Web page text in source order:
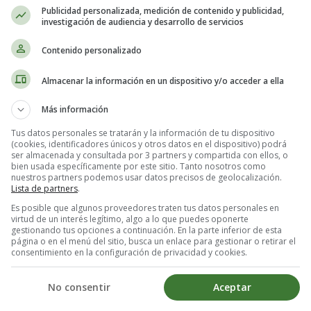
necesarios. El protagonista de este plato es la vieja, un
la vieja sea frescay recién comprada para poder disfrutar de su
rojo, ajo, perejil, sal, azafrán y aceite de oliva virgen extra. Estos
es cocinar la vieja en el caldo aromático que has preparado. Para
el azafrán, el perejil picado, los dientes de ajo y un chorrito de
esto depende del tamaño del pescado y de la intensidad del
crudo y no se podrá disfrutar de su sabor. Por esta razón,
y el mojo. Laspapas arrugadasson un acompañamiento
picante llamada
mojo rojo o mojo picón
. Para hacer el mojo,
batidora y tendrás una salsa deliciosa para acompañar tus papas
Publicidad personalizada, medición de contenido y publicidad,
investigación de audiencia y desarrollo de servicios
Contenido personalizado
Almacenar la información en un dispositivo y/o acceder a ella
Más información
Tus datos personales se tratarán y la información de tu dispositivo
(cookies, identificadores únicos y otros datos en el dispositivo) podrá
ser almacenada y consultada por 3 partners y compartida con ellos, o
bien usada específicamente por este sitio. Tanto nosotros como
nuestros partners podemos usar datos precisos de geolocalización.
Lista de partners.
Es posible que algunos proveedores traten tus datos personales en
virtud de un interés legítimo, algo a lo que puedes oponerte
gestionando tus opciones a continuación. En la parte inferior de esta
página o en el menú del sitio, busca un enlace para gestionar o retirar el
consentimiento en la configuración de privacidad y cookies.
Aceptar
No consentir